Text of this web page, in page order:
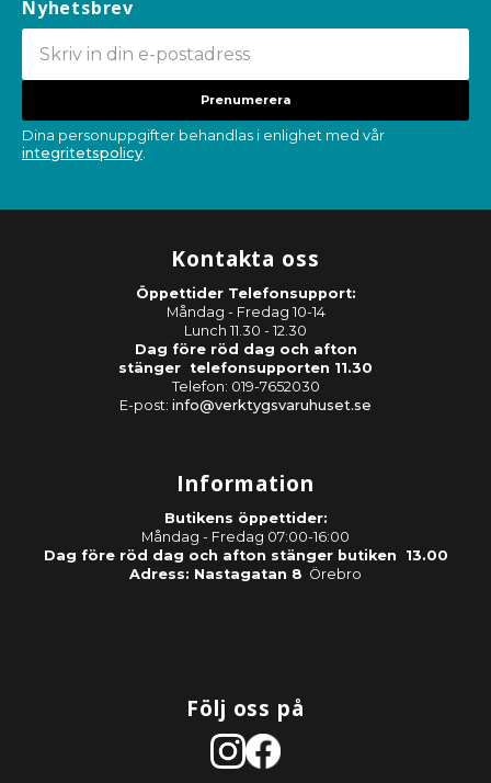
Nyhetsbrev
Prenumerera
Dina personuppgifter behandlas i enlighet med vår
integritetspolicy.
Kontakta oss
Öppettider Telefonsupport:
Måndag - Fredag 10-14
Lunch 11.30 - 12.30
Dag före röd dag och afton
stänger telefonsupporten 11.30
Telefon: 019-7652030
E-post: info@verktygsvaruhuset.se
Information
Butikens öppettider:
Måndag - Fredag 07:00-16:00
Dag före röd dag och afton stänger butiken 13.00
Adress: Nastagatan 8 Örebro
Följ oss på